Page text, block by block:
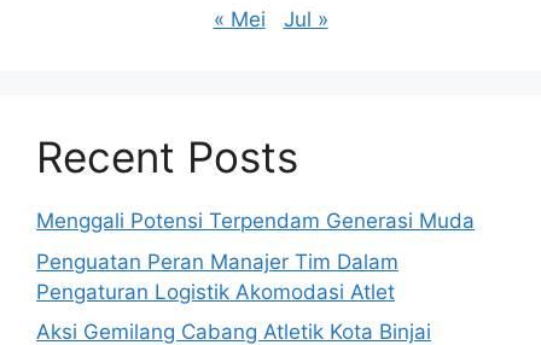
« Mei Jul »
Recent Posts
Menggali Potensi Terpendam Generasi Muda
Penguatan Peran Manajer Tim Dalam
Pengaturan Logistik Akomodasi Atlet
Aksi Gemilang Cabang Atletik Kota Binjai